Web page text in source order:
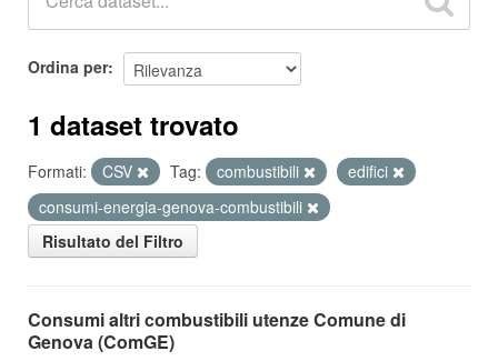
Ordina per
1 dataset trovato
Formati: CSV Tag: combustibili
edifici
consumi-energia-genova-combustibili
Risultato del Filtro
Consumi altri combustibili utenze Comune di
Genova (ComGE)